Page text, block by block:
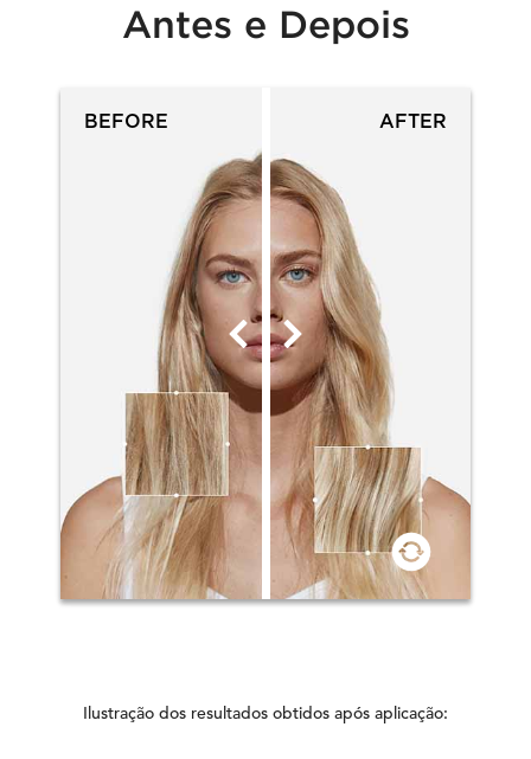
PDP Section Before AfterAntes e Depois
Ilustração dos resultados obtidos após aplicação: